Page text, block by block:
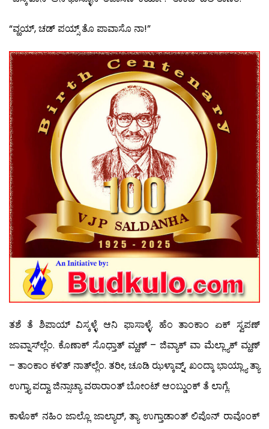
“ವ್ಹಯ್, ಚಡ್ ಪಯ್ಸ್ ತೊ ಪಾವಾಸೊ ನಾ!”
ತಶೆ ತೆ ಶಿಪಾಯ್ ವಿಸ್ಕಳ್ಳೆ ಆನಿ ಫಾಸಾಳ್ಳೆ. ಹೆಂ ತಾಂಕಾಂ ಏಕ್ ಸ್ವಪಣ್
ಜಾವ್ನಾಸ್‍ಲ್ಲೆಂ. ಕೊಣಾಕ್ ಸೊಧ್ತಾತ್ ಮ್ಹಣ್ – ಜಿವ್ಯಾಕ್ ವಾ ಮೆಲ್ಲ್ಯಾಕ್ ಮ್ಹಣ್
– ತಾಂಕಾಂ ಕಳಿತ್ ನಾತ್‍ಲ್ಲೆಂ. ತರೀ, ಚೂಡಿ ಝಳ್ಕಾವ್ನ್, ಖಂದ್ಕಾ ಭಾಯ್ಲ್ಯಾ ತ್ಯಾ
ಉಗ್ತ್ಯಾ ಪದ್ವಾ ಜಿನ್ಸಾಚ್ಯಾ ವಠಾರಾಂತ್ ಬೋಂಟ್ ಆಂಬ್ಡುಂಕ್ ತೆ ಲಾಗ್ಲೆ.
ಕಾಳೊಕ್ ನಹಿಂ ಜಾಲ್ಲೊ ಜಾಲ್ಯಾರ್, ತ್ಯಾ ಉಗ್ತಾಡಾಂತ್ ಲಿಪೊನ್ ರಾವೊಂಕ್